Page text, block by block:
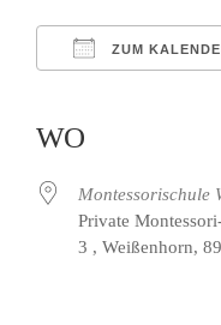
ZUM
WO
Montessorischule
Private
3 , Weißenhorn,